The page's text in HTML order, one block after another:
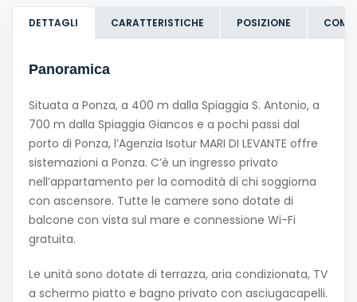
DETTAGLI CARATTERISTICHE POSIZIONE COME
Panoramica
Situata a Ponza, a 400 m dalla Spiaggia S. Antonio, a
700 m dalla Spiaggia Giancos e a pochi passi dal
porto di Ponza, l’Agenzia Isotur MARI DI LEVANTE offre
sistemazioni a Ponza. C’è un ingresso privato
nell’appartamento per la comodità di chi soggiorna
con ascensore. Tutte le camere sono dotate di
balcone con vista sul mare e connessione Wi-Fi
gratuita.
Le unità sono dotate di terrazza, aria condizionata, TV
a schermo piatto e bagno privato con asciugacapelli.